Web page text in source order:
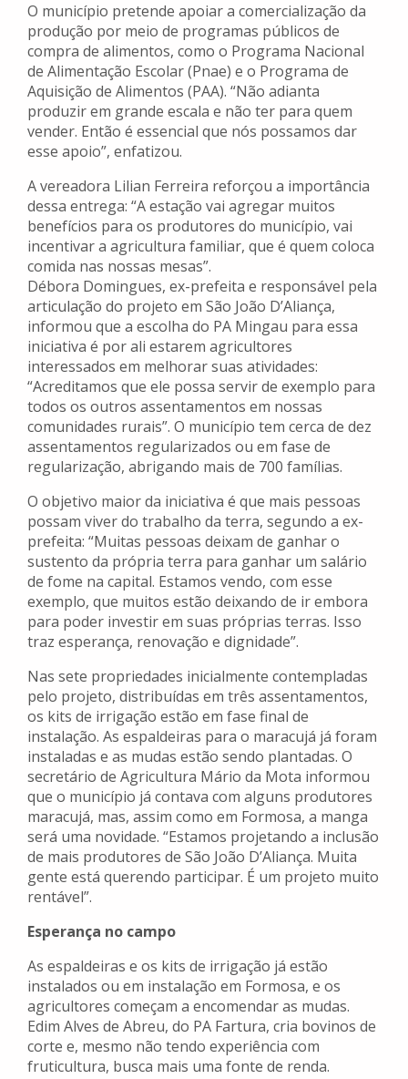
O município pretende apoiar a comercialização da
produção por meio de programas públicos de
compra de alimentos, como o Programa Nacional
de Alimentação Escolar (Pnae) e o Programa de
Aquisição de Alimentos (PAA). “Não adianta
produzir em grande escala e não ter para quem
vender. Então é essencial que nós possamos dar
esse apoio”, enfatizou.
A vereadora Lilian Ferreira reforçou a importância
dessa entrega: “A estação vai agregar muitos
benefícios para os produtores do município, vai
incentivar a agricultura familiar, que é quem coloca
comida nas nossas mesas”.
Débora Domingues, ex-prefeita e responsável pela
articulação do projeto em São João D’Aliança,
informou que a escolha do PA Mingau para essa
iniciativa é por ali estarem agricultores
interessados em melhorar suas atividades:
“Acreditamos que ele possa servir de exemplo para
todos os outros assentamentos em nossas
comunidades rurais”. O município tem cerca de dez
assentamentos regularizados ou em fase de
regularização, abrigando mais de 700 famílias.
O objetivo maior da iniciativa é que mais pessoas
possam viver do trabalho da terra, segundo a ex-
prefeita: “Muitas pessoas deixam de ganhar o
sustento da própria terra para ganhar um salário
de fome na capital. Estamos vendo, com esse
exemplo, que muitos estão deixando de ir embora
para poder investir em suas próprias terras. Isso
traz esperança, renovação e dignidade”.
Nas sete propriedades inicialmente contempladas
pelo projeto, distribuídas em três assentamentos,
os kits de irrigação estão em fase final de
instalação. As espaldeiras para o maracujá já foram
instaladas e as mudas estão sendo plantadas. O
secretário de Agricultura Mário da Mota informou
que o município já contava com alguns produtores
maracujá, mas, assim como em Formosa, a manga
será uma novidade. “Estamos projetando a inclusão
de mais produtores de São João D’Aliança. Muita
gente está querendo participar. É um projeto muito
rentável”.
Esperança no campo
As espaldeiras e os kits de irrigação já estão
instalados ou em instalação em Formosa, e os
agricultores começam a encomendar as mudas.
Edim Alves de Abreu, do PA Fartura, cria bovinos de
corte e, mesmo não tendo experiência com
fruticultura, busca mais uma fonte de renda.